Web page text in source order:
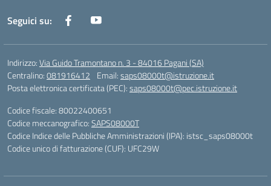
Seguici su:
Indirizzo:Via Guido Tramontano n. 3 - 84016 Pagani (SA)
Centralino:081916412 Email:saps08000t@istruzione.it
Posta elettronica certificata (PEC):saps08000t@pec.istruzione.it
Codice fiscale: 80022400651
Codice meccanografico:SAPS08000T
Codice Indice delle Pubbliche Amministrazioni (IPA): istsc_saps08000t
Codice unico di fatturazione (CUF): UFC29W